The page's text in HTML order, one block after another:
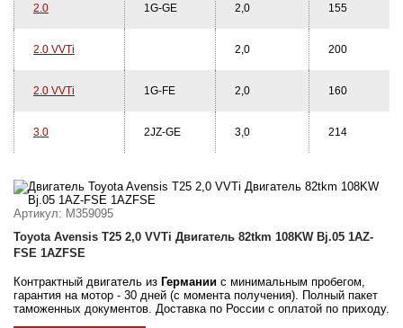
2.0 1G-GE 2,0 155
2.0 VVTi 2,0 200
2.0 VVTi 1G-FE 2,0 160
3.0 2JZ-GE 3,0 214
Артикул: M359095
Toyota Avensis T25 2,0 VVTi Двигатель 82tkm 108KW Bj.05 1AZ-
FSE 1AZFSE
Контрактный двигатель из Германии с минимальным пробегом,
гарантия на мотор - 30 дней (с момента получения). Полный пакет
таможенных документов. Доставка по России с оплатой по приходу.